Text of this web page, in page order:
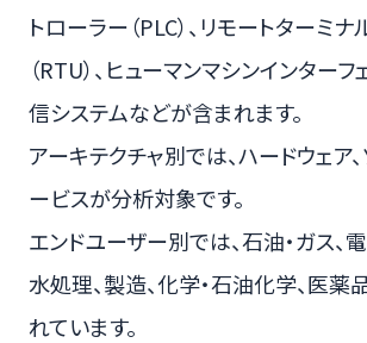
トローラー（PLC）、リモートターミナ
（RTU）、ヒューマンマシンインターフ
信システムなどが含まれます。
アーキテクチャ別では、ハードウェア、
ービスが分析対象です。
エンドユーザー別では、石油・ガス、
水処理、製造、化学・石油化学、医
れています。